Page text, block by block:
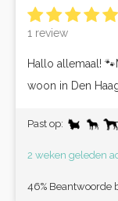
1 review
Hallo allemaal!
woon in Den
Past op:
2 weken geleden
46% Beantwoorde